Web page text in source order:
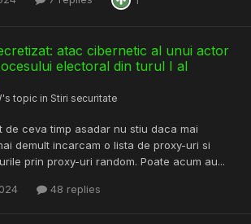
atac cibernetic al unui actor
electoral din turul I al
's topic in Stiri securitate
de ceva timp asadar nu stiu daca mai
demult incarcam o lista de proxy-uri si
prin proxy-uri random. Poate acum au...
48 replies